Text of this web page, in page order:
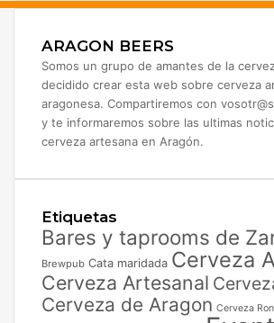
ARAGON BEERS
Somos un grupo de amantes de la
decidido crear esta web sobre cerveza
aragonesa. Compartiremos con
y te informaremos sobre las ultimas
cerveza artesana en Aragón.
Etiquetas
Bares y taprooms de
Brewpub Cata maridada Cerveza
Cerveza Artesanal
Cerveza de Aragon Cerveza